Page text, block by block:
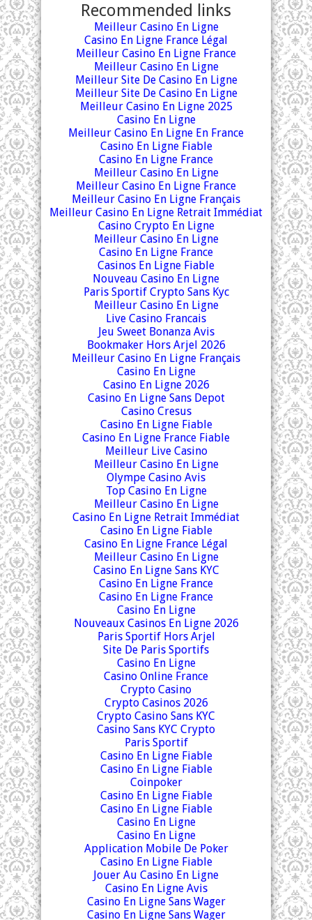
Recommended links
Meilleur Casino En Ligne
Casino En Ligne France Légal
Meilleur Casino En Ligne France
Meilleur Casino En Ligne
Meilleur Site De Casino En Ligne
Meilleur Site De Casino En Ligne
Meilleur Casino En Ligne 2025
Casino En Ligne
Meilleur Casino En Ligne En France
Casino En Ligne Fiable
Casino En Ligne France
Meilleur Casino En Ligne
Meilleur Casino En Ligne France
Meilleur Casino En Ligne Français
Meilleur Casino En Ligne Retrait Immédiat
Casino Crypto En Ligne
Meilleur Casino En Ligne
Casino En Ligne France
Casinos En Ligne Fiable
Nouveau Casino En Ligne
Paris Sportif Crypto Sans Kyc
Meilleur Casino En Ligne
Live Casino Francais
Jeu Sweet Bonanza Avis
Bookmaker Hors Arjel 2026
Meilleur Casino En Ligne Français
Casino En Ligne
Casino En Ligne 2026
Casino En Ligne Sans Depot
Casino Cresus
Casino En Ligne Fiable
Casino En Ligne France Fiable
Meilleur Live Casino
Meilleur Casino En Ligne
Olympe Casino Avis
Top Casino En Ligne
Meilleur Casino En Ligne
Casino En Ligne Retrait Immédiat
Casino En Ligne Fiable
Casino En Ligne France Légal
Meilleur Casino En Ligne
Casino En Ligne Sans KYC
Casino En Ligne France
Casino En Ligne France
Casino En Ligne
Nouveaux Casinos En Ligne 2026
Paris Sportif Hors Arjel
Site De Paris Sportifs
Casino En Ligne
Casino Online France
Crypto Casino
Crypto Casinos 2026
Crypto Casino Sans KYC
Casino Sans KYC Crypto
Paris Sportif
Casino En Ligne Fiable
Casino En Ligne Fiable
Coinpoker
Casino En Ligne Fiable
Casino En Ligne Fiable
Casino En Ligne
Casino En Ligne
Application Mobile De Poker
Casino En Ligne Fiable
Jouer Au Casino En Ligne
Casino En Ligne Avis
Casino En Ligne Sans Wager
Casino En Ligne Sans Wager